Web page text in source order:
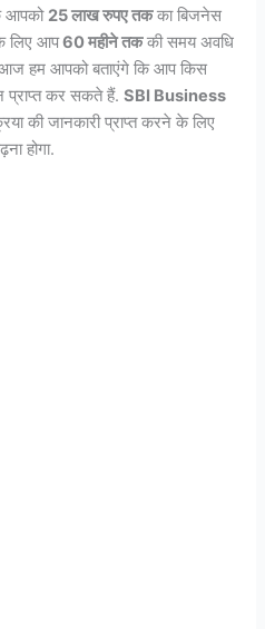
आपको 25 लाख रुपए तकका बिजनेस
लिए आप60 महीने तककी समय अवधि
हम आपको बताएंगे कि आप किस
प्राप्त कर सकते हैं.SBI Business
की जानकारी प्राप्त करने के लिए
होगा.